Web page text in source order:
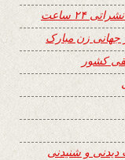
۲۴ ساعت
جهانی زن مبارک
کشور
دیدنی و شنیدنی